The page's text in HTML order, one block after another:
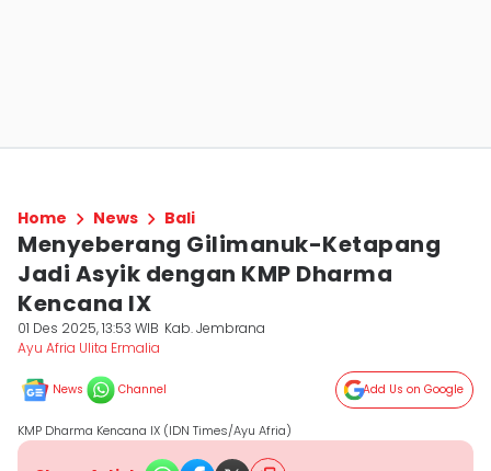
Home News Bali
Menyeberang Gilimanuk-Ketapang
Jadi Asyik dengan KMP Dharma
Kencana IX
01 Des 2025, 13:53 WIB Kab. Jembrana
Ayu Afria Ulita Ermalia
News Channel Add Us on Google
KMP Dharma Kencana IX (IDN Times/Ayu Afria)